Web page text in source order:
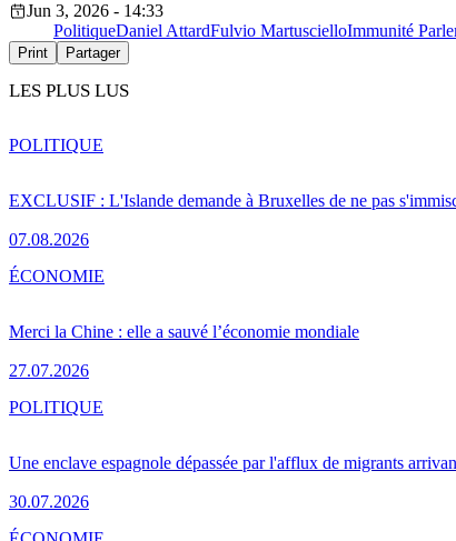
Jun 3, 2026 - 14:33
PolitiqueDaniel AttardFulvio MartuscielloImmunité
Print Partager
LES PLUS LUS
EXCLUSIF : L'Islande demande à Bruxelles de ne pas
07.08.2026
POLITIQUE
Merci la Chine : elle a sauvé l’économie mondiale
27.07.2026
ÉCONOMIE
Une enclave espagnole dépassée par l'afflux de migrants
30.07.2026
POLITIQUE